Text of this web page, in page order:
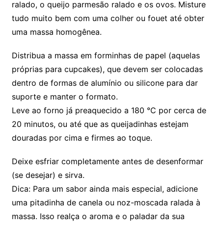
ralado, o queijo parmesão ralado e os ovos. Misture
tudo muito bem com uma colher ou fouet até obter
uma massa homogênea.
Distribua a massa em forminhas de papel (aquelas
próprias para cupcakes), que devem ser colocadas
dentro de formas de alumínio ou silicone para dar
suporte e manter o formato.
Leve ao forno já preaquecido a 180 °C por cerca de
20 minutos, ou até que as queijadinhas estejam
douradas por cima e firmes ao toque.
Deixe esfriar completamente antes de desenformar
(se desejar) e sirva.
Dica: Para um sabor ainda mais especial, adicione
uma pitadinha de canela ou noz-moscada ralada à
massa. Isso realça o aroma e o paladar da sua